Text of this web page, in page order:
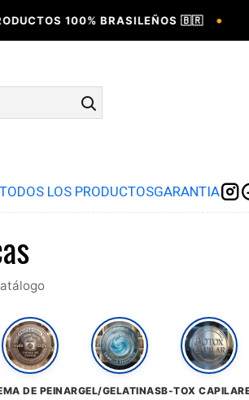
100% BRASILEÑOS 🇧🇷 •
LOS PRODUCTOSGARANTIA
DE PEINARGEL/GELATINASB-TOX